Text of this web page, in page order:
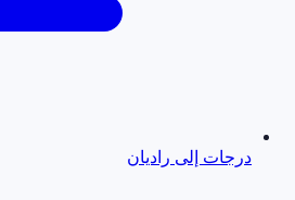
درجات إلى راديان